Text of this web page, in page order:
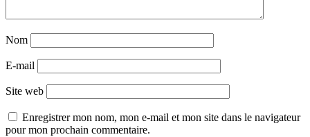
Nom
E-mail
Site web
Enregistrer mon nom, mon e-mail et mon site dans le navigateur
pour mon prochain commentaire.